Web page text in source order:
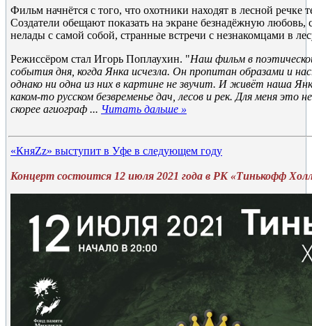
Фильм начнётся с того, что охотники находят в лесной речке
Создатели обещают показать на экране безнадёжную любовь,
нелады с самой собой, странные встречи с незнакомцами в
Режиссёром стал Игорь Поплаухин. "Наш фильм в
события дня, когда Янка исчезла. Он пропитан образами и
однако ни одна из них в картине не звучит. И живёт наша
каком-то русском безвременье дач, лесов и рек. Для меня это
скорее агиограф ... Читать дальше »
«КняZz» выступит в Уфе в следующем году
Концерт состоится 12 июля 2021 года в РК «Тинькофф